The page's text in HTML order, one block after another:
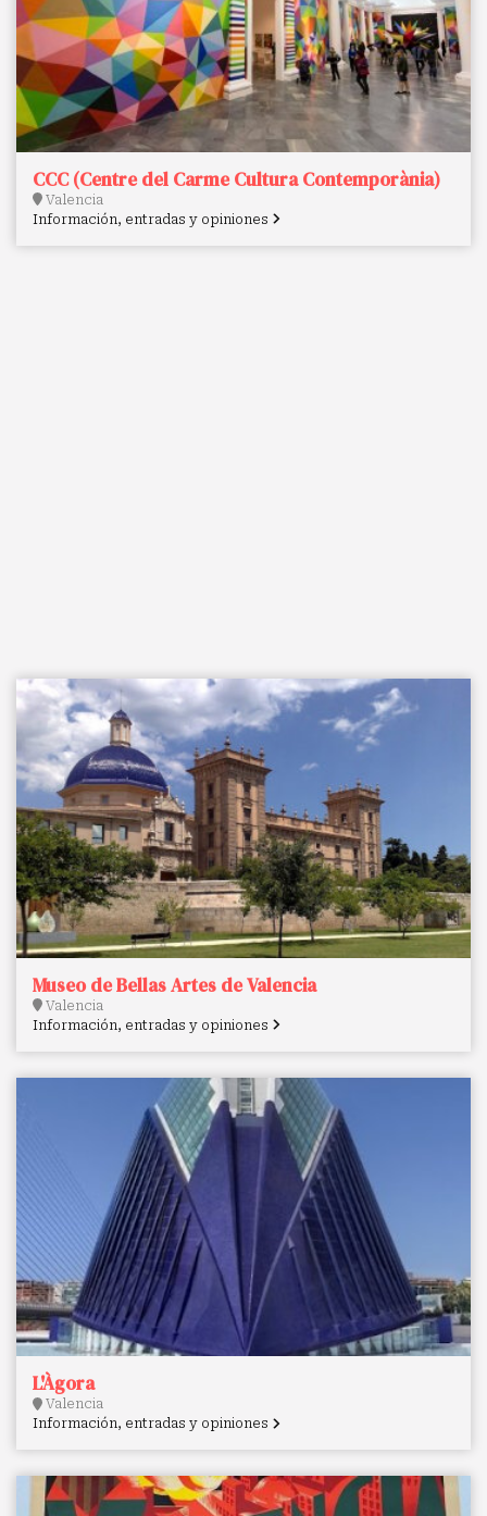
CCC (Centre del Carme Cultura Contemporània)
Valencia
Información, entradas y opiniones
Museo de Bellas Artes de Valencia
Valencia
Información, entradas y opiniones
L'Àgora
Valencia
Información, entradas y opiniones